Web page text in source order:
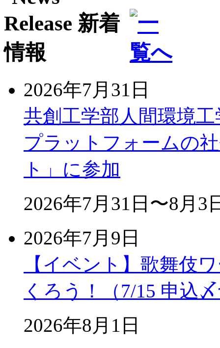
2026年7月31日
共創工学部人間環境
プラットフォームの
ト」に参加
2026年7月31日〜8月3
2026年7月9日
【イベント】歌舞伎
くろう！（7/15 申込
2026年8月1日